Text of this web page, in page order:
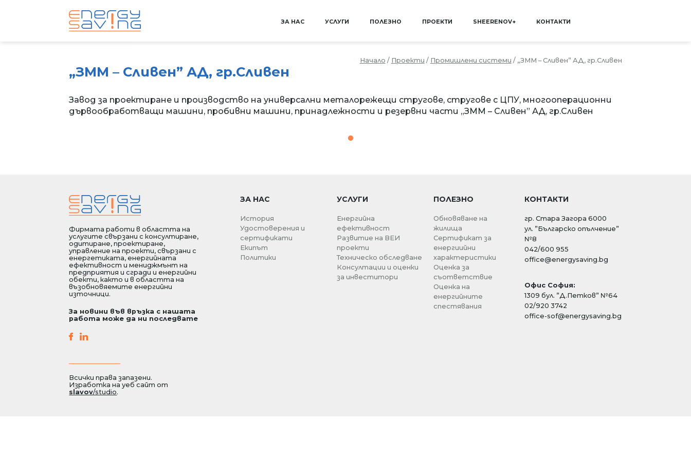
ЗА НАС УСЛУГИ ПОЛЕЗНО ПРОЕКТИ SHEERENOV+ КОНТАКТИ
Начало / Проекти / Промишлени системи /„ЗММ – Сливен” АД, гр.Сливен
„ЗММ – Сливен” АД, гр.Сливен
Завод за проектиране и производство на универсални металорежещи стругове, стругове с ЦПУ, многооперационни
дървообработващи машини, пробивни машини, принадлежности и резервни части „ЗММ – Сливен” АД, гр.Сливен
Фирмата работи в областта на
услугите свързани с консултиране,
одитиране, проектиране,
управление на проекти, свързани с
енергетиката, енергийната
ефективност и мениджмънт на
предприятия и сгради и енергийни
обекти, както и в областта на
възобновяемите енергийни
източници.
За новини във връзка с нашата
работа може да ни последвате
Всички права запазени.
Изработка на уеб сайт от
slavov/studio.
ЗА НАС
История
Удостоверения и
сертификати
Екипът
Политики
УСЛУГИ
Енергийна
ефективност
Развитие на ВЕИ
проекти
Техническо обследване
Консултации и оценки
за инвеститори
ПОЛЕЗНО
Обновяване на
жилища
Сертификат за
енергиийни
характеристики
Оценка за
съответствие
Оценка на
енергийните
спестявания
КОНТАКТИ
гр. Стара Загора 6000
ул. ”Българско опълчение”
№8
042/600 955
office@energysaving.bg
Офис София:
1309 бул. ”Д.Петков” №64
02/920 3742
office-sof@energysaving.bg